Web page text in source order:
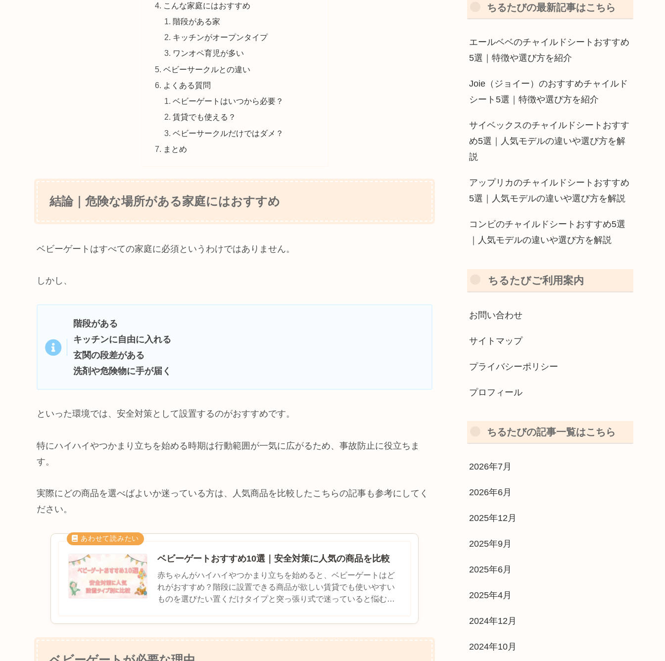
こんな家庭にはおすすめ
階段がある家
キッチンがオープンタイプ
ワンオペ育児が多い
ベビーサークルとの違い
よくある質問
ベビーゲートはいつから必要？
賃貸でも使える？
ベビーサークルだけではダメ？
まとめ
結論｜危険な場所がある家庭にはおすすめ
ベビーゲートはすべての家庭に必須というわけではありません。
しかし、
階段がある
キッチンに自由に入れる
玄関の段差がある
洗剤や危険物に手が届く
といった環境では、安全対策として設置するのがおすすめです。
特にハイハイやつかまり立ちを始める時期は行動範囲が一気に広がるため、事故防止に役立ちま
す。
実際にどの商品を選べばよいか迷っている方は、人気商品を比較したこちらの記事も参考にしてく
ださい。
ベビーゲートおすすめ10選｜安全対策に人気の商品を比較
赤ちゃんがハイハイやつかまり立ちを始めると、ベビーゲートはど
れがおすすめ？階段に設置できる商品が欲しい賃貸でも使いやすい
ものを選びたい置くだけタイプと突っ張り式で迷っていると悩む方
ちるたびの最新記事はこちら
エールベベのチャイルドシートおすすめ
5選｜特徴や選び方を紹介
Joie（ジョイー）のおすすめチャイルド
シート5選｜特徴や選び方を紹介
サイベックスのチャイルドシートおすす
め5選｜人気モデルの違いや選び方を解
説
アップリカのチャイルドシートおすすめ
5選｜人気モデルの違いや選び方を解説
コンビのチャイルドシートおすすめ5選
｜人気モデルの違いや選び方を解説
ちるたびご利用案内
お問い合わせ
サイトマップ
プライバシーポリシー
プロフィール
ちるたびの記事一覧はこちら
2026年7月
2026年6月
2025年12月
2025年9月
2025年6月
2025年4月
2024年12月
2024年10月